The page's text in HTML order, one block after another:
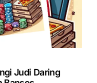
Judi Daring